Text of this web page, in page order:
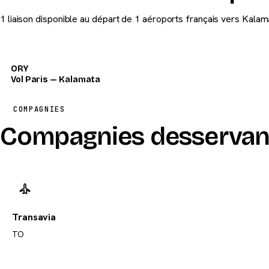
1 liaison disponible au départ de 1 aéroports français vers
ORY
Vol Paris — Kalamata
COMPAGNIES
Compagnies
Transavia
TO